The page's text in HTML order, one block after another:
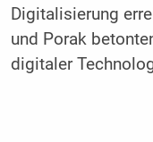
Digitalisierung
und Porak
digitaler